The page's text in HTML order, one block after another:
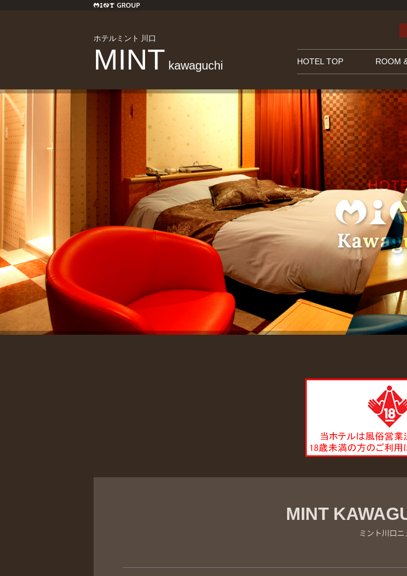
ホテルミント 川口
MINT kawaguchi HOTEL TOP ROOM
MINT
ミント川口ニ